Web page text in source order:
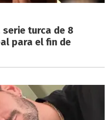
serie turca de 8
para el fin de